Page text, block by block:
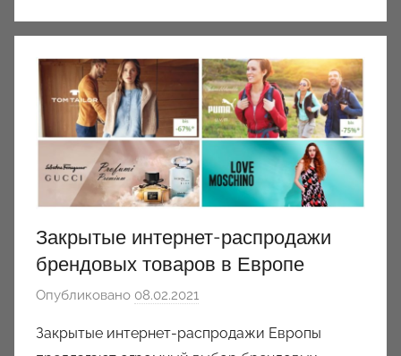
Закрытые интернет-распродажи
брендовых товаров в Европе
Опубликовано 08.02.2021
т
Закрытые интернет-распродажи Европы